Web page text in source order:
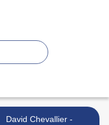
David Chevallier -